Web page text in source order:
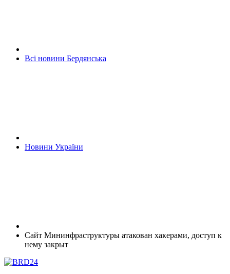
Всі новини Бердянська
Новини України
Сайт Мининфраструктуры атакован хакерами, доступ к
нему закрыт